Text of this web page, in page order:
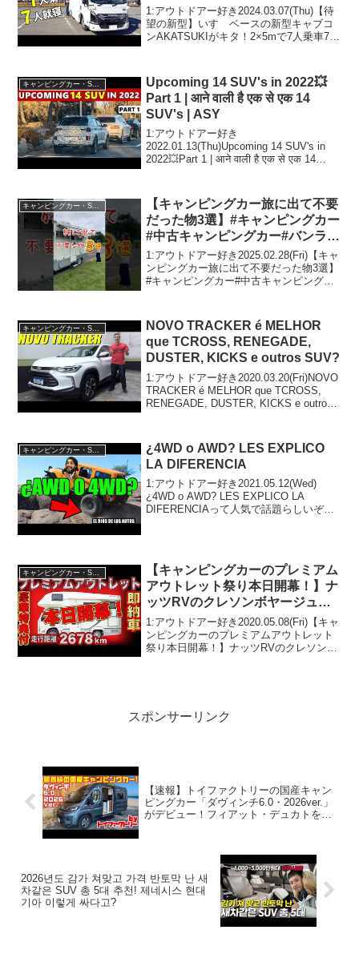
能にした次世代キャンピングカ
ー！
1:アウトドアー好き2024.03.07(Thu)【待
望の新型】いすゞベースの新型キャブコ
ンAKATSUKIがキタ！2×5mで7人乗車7人
いで！！2:アウトドアー好き2...
Upcoming 14 SUV's in 2022💥
Part 1 | आने वाली है एक से एक 14
SUV's | ASY
1:アウトドアー好き
2022.01.13(Thu)Upcoming 14 SUV's in
2022💥Part 1 | आने वाली है एक से एक 14
キャンピングカー・SUV人気車種
【キャンピングカー旅に出て不要
だった物3選】#キャンピングカー
#中古キャンピングカー#バンライ
フ#ハイエース#diy#車中泊#車中
泊女子#旅#旅行#日本一周
#shorts#short
1:アウトドアー好き2025.02.28(Fri)【キャ
ンピングカー旅に出て不要だった物3選】
#キャンピングカー#中古キャンピングカ
#shorts#shortって人気...
NOVO TRACKER é MELHOR
que TCROSS, RENEGADE,
DUSTER, KICKS e outros SUV?
1:アウトドアー好き2020.03.20(Fri)NOVO
TRACKER é MELHOR que TCROSS,
RENEGADE, DUSTER, KICKS e outros
キャンピングカー・SUV人気車種
¿4WD o AWD? LES EXPLICO
LA DIFERENCIA
1:アウトドアー好き2021.05.12(Wed)
¿4WD o AWD? LES EXPLICO LA
DIFERENCIAって人気で話題らしいぞ、
【キャンピングカーのプレミアム
アウトレット祭り本日開幕！】ナ
ッツRVのクレソンボヤージュが
特別アウトレット車として愛知店
から登場！
1:アウトドアー好き2020.05.08(Fri)【キャ
ンピングカーのプレミアムアウトレット
祭り本日開幕！】ナッツRVのクレソンボ
スポンサーリンク
【速報】トイファクトリーの国産キャン
ピングカー「ダヴィンチ6.0・2026ver.」
がデビュー！フィアット・デュカトをベ
2026년도 감가 쳐맞고 가격 반토막 난 새
차같은 SUV 총 5대 추천! 제네시스 현대
기아 이렇게 싸다고?